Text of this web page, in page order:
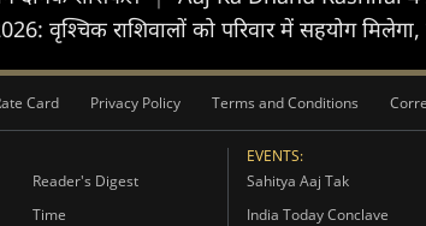
राशिवालों को परिवार में सहयोग मिलेगा,
Card Privacy Policy Terms and Conditions
Reader's Digest
Time
EVENTS:
Sahitya Aaj Tak
India Today Conclave